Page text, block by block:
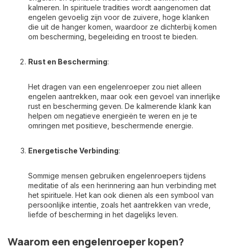
kalmeren. In spirituele tradities wordt aangenomen dat
engelen gevoelig zijn voor de zuivere, hoge klanken
die uit de hanger komen, waardoor ze dichterbij komen
om bescherming, begeleiding en troost te bieden.
Rust en Bescherming:
Het dragen van een engelenroeper zou niet alleen
engelen aantrekken, maar ook een gevoel van innerlijke
rust en bescherming geven. De kalmerende klank kan
helpen om negatieve energieën te weren en je te
omringen met positieve, beschermende energie.
Energetische Verbinding:
Sommige mensen gebruiken engelenroepers tijdens
meditatie of als een herinnering aan hun verbinding met
het spirituele. Het kan ook dienen als een symbool van
persoonlijke intentie, zoals het aantrekken van vrede,
liefde of bescherming in het dagelijks leven.
Waarom een engelenroeper kopen?